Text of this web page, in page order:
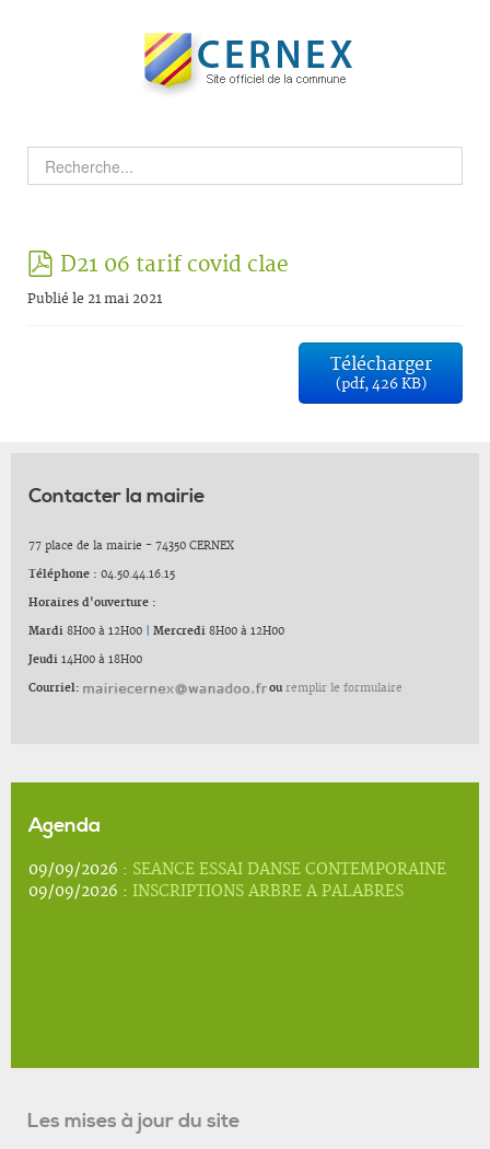
pdf
D21 06 tarif covid clae
Publié le 21 mai 2021
Télécharger
(pdf,426 KB)
Contacter la mairie
77 place de la mairie - 74350 CERNEX
Téléphone : 04.50.44.16.15
Horaires d'ouverture :
Mardi 8H00 à 12H00 Mercredi 8H00 à 12H00
Jeudi 14H00 à 18H00
Courriel: ou remplir le formulaire
Agenda
09/09/2026 : SEANCE ESSAI DANSE CONTEMPORAINE
09/09/2026 : INSCRIPTIONS ARBRE A PALABRES
Les mises à jour du site